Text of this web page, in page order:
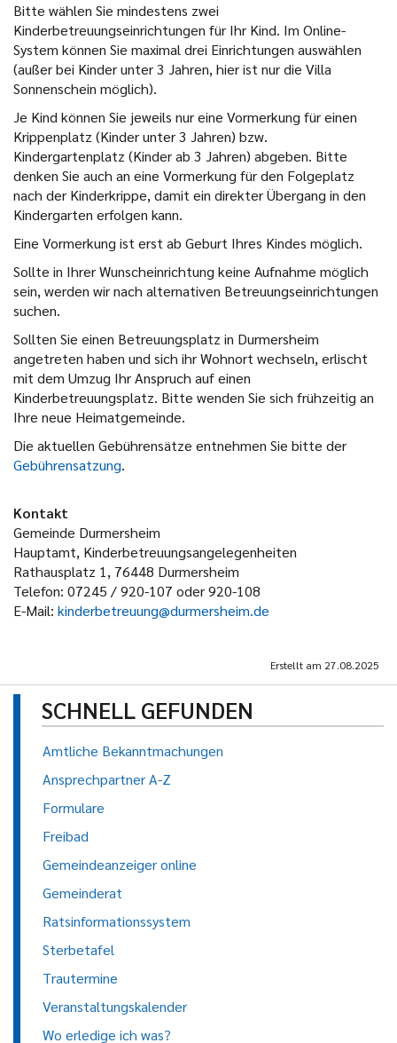
Bitte wählen Sie mindestens zwei
Kinderbetreuungseinrichtungen für Ihr Kind. Im Online-
System können Sie maximal drei Einrichtungen auswählen
(außer bei Kinder unter 3 Jahren, hier ist nur die Villa
Sonnenschein möglich).
Je Kind können Sie jeweils nur eine Vormerkung für einen
Krippenplatz (Kinder unter 3 Jahren) bzw.
Kindergartenplatz (Kinder ab 3 Jahren) abgeben. Bitte
denken Sie auch an eine Vormerkung für den Folgeplatz
nach der Kinderkrippe, damit ein direkter Übergang in den
Kindergarten erfolgen kann.
Eine Vormerkung ist erst ab Geburt Ihres Kindes möglich.
Sollte in Ihrer Wunscheinrichtung keine Aufnahme möglich
sein, werden wir nach alternativen Betreuungseinrichtungen
suchen.
Sollten Sie einen Betreuungsplatz in Durmersheim
angetreten haben und sich ihr Wohnort wechseln, erlischt
mit dem Umzug Ihr Anspruch auf einen
Kinderbetreuungsplatz. Bitte wenden Sie sich frühzeitig an
Ihre neue Heimatgemeinde.
Die aktuellen Gebührensätze entnehmen Sie bitte der
Gebührensatzung.
Kontakt
Gemeinde Durmersheim
Hauptamt, Kinderbetreuungsangelegenheiten
Rathausplatz 1, 76448 Durmersheim
Telefon: 07245 / 920-107 oder 920-108
E-Mail: kinderbetreuung@durmersheim.de
Erstellt am 27.08.2025
SCHNELL GEFUNDEN
Amtliche Bekanntmachungen
Ansprechpartner A-Z
Formulare
Freibad
Gemeindeanzeiger online
Gemeinderat
Ratsinformationssystem
Sterbetafel
Trautermine
Veranstaltungskalender
Wo erledige ich was?